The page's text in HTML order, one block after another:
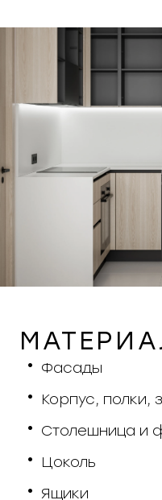
Фасады
Корпус, полки,
Столешница и
Цоколь
Ящики